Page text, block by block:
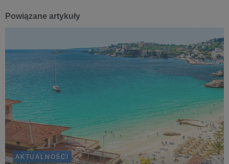
Powiązane artykuły
AKTUALNOŚCI